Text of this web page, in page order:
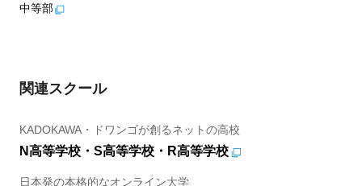
中等部
関連スクール
KADOKAWA・ドワンゴが創るネットの高校
N高等学校・S高等学校・R高等学校
日本発の本格的なオンライン大学